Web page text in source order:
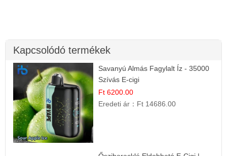
Kapcsolódó termékek
Savanyú Almás Fagylalt Íz - 35000
Szívás E-cigi
Ft 6200.00
Eredeti ár： Ft 14686.00